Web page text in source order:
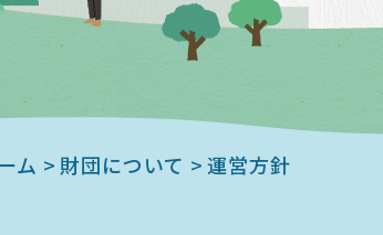
ム 財団について 運営方針